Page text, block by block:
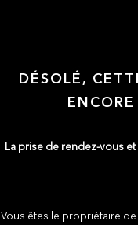
DÉSOLÉ,
La prise de rendez-vous
Vous êtes le propriétaire